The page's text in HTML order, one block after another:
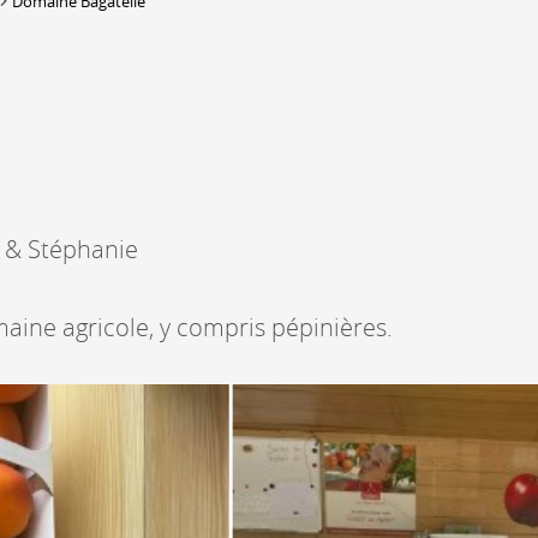
Mayens et alpages
& Stéphanie
agricole, y compris pépinières.